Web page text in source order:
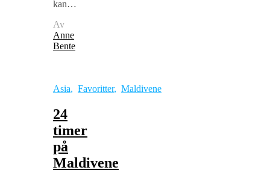
kan…
Av
Anne
Bente
Asia, Favoritter, Maldivene
24
timer
på
Maldivene